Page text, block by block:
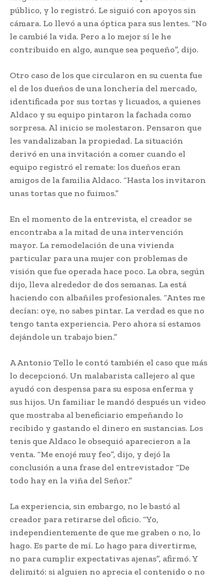
público, y lo registró. Le siguió con apoyos sin
cámara. Lo llevó a una óptica para sus lentes. “No
le cambié la vida. Pero a lo mejor sí le he
contribuido en algo, aunque sea pequeño”, dijo.
Otro caso de los que circularon en su cuenta fue
el de los dueños de una lonchería del mercado,
identificada por sus tortas y licuados, a quienes
Aldaco y su equipo pintaron la fachada como
sorpresa. Al inicio se molestaron. Pensaron que
les vandalizaban la propiedad. La situación
derivó en una invitación a comer cuando el
equipo registró el remate: los dueños eran
amigos de la familia Aldaco. “Hasta los invitaron
unas tortas que no fuimos.”
En el momento de la entrevista, el creador se
encontraba a la mitad de una intervención
mayor. La remodelación de una vivienda
particular para una mujer con problemas de
visión que fue operada hace poco. La obra, según
dijo, lleva alrededor de dos semanas. La está
haciendo con albañiles profesionales. “Antes me
decían: oye, no sabes pintar. La verdad es que no
tengo tanta experiencia. Pero ahora sí estamos
dejándole un trabajo bien.”
A Antonio Tello le contó también el caso que más
lo decepcionó. Un malabarista callejero al que
ayudó con despensa para su esposa enferma y
sus hijos. Un familiar le mandó después un video
que mostraba al beneficiario empeñando lo
recibido y gastando el dinero en sustancias. Los
tenis que Aldaco le obsequió aparecieron a la
venta. “Me enojé muy feo”, dijo, y dejó la
conclusión a una frase del entrevistador “De
todo hay en la viña del Señor.”
La experiencia, sin embargo, no le bastó al
creador para retirarse del oficio. “Yo,
independientemente de que me graben o no, lo
hago. Es parte de mí. Lo hago para divertirme,
no para cumplir expectativas ajenas”, afirmó. Y
delimitó: si alguien no aprecia el contenido o no